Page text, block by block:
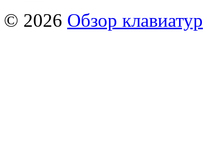
© 2026 Обзор клавиатур